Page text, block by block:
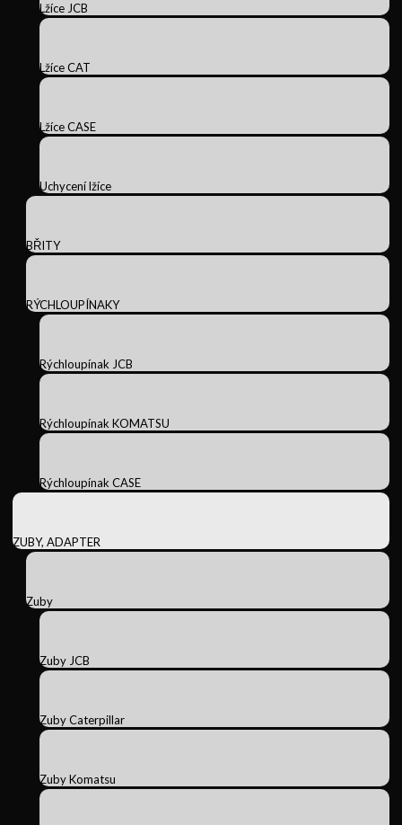
Lžíce JCB
Lžíce CAT
Lžíce CASE
Uchycení lžíce
BŘITY
RÝCHLOUPÍNAKY
Rýchloupínak JCB
Rýchloupínak KOMATSU
Rýchloupínak CASE
ZUBY, ADAPTER
Zuby
Zuby JCB
Zuby Caterpillar
Zuby Komatsu